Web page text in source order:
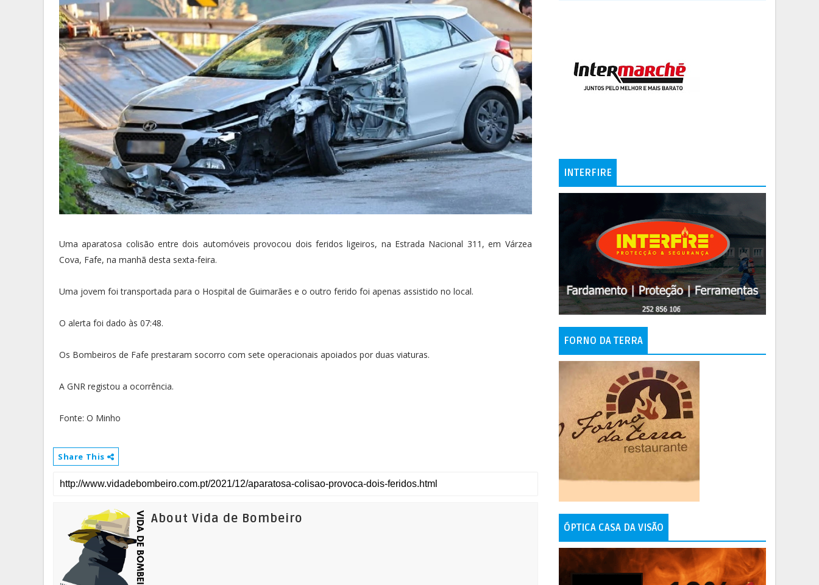
Uma aparatosa colisão entre dois automóveis provocou dois feridos ligeiros, na Estrada Nacional 311, em Várzea
Cova, Fafe, na manhã desta sexta-feira.
Uma jovem foi transportada para o Hospital de Guimarães e o outro ferido foi apenas assistido no local.
O alerta foi dado às 07:48.
Os Bombeiros de Fafe prestaram socorro com sete operacionais apoiados por duas viaturas.
A GNR registou a ocorrência.
Fonte: O Minho
Share This
About Vida de Bombeiro
INTERFIRE
FORNO DA TERRA
ÓPTICA CASA DA VISÃO